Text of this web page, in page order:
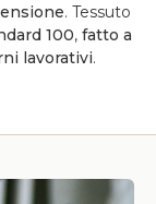
. Tessuto
100, fatto a
lavorativi.